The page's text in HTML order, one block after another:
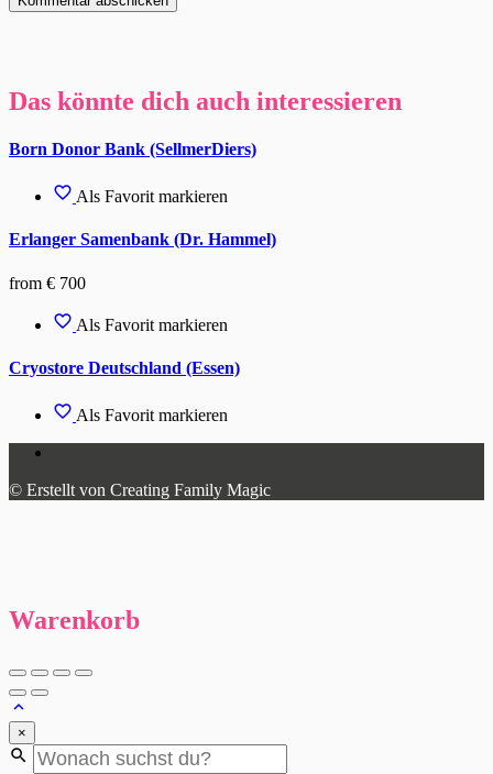
Das könnte dich auch interessieren
Born Donor Bank (SellmerDiers)
Als Favorit markieren
Erlanger Samenbank (Dr. Hammel)
from € 700
Als Favorit markieren
Cryostore Deutschland (Essen)
Als Favorit markieren
© Erstellt von Creating Family Magic
Warenkorb
×